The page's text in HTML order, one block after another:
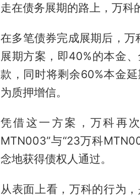
走在债务展期的路上，万科
在多笔债券完成展期后，
展期方案，即40%的本金
款，同时将剩余60%本金
为质押增信。
凭借这一方案，万科再
MTN003”与“23万科
念地获得债权人通过。
从表面上看，万科的行为